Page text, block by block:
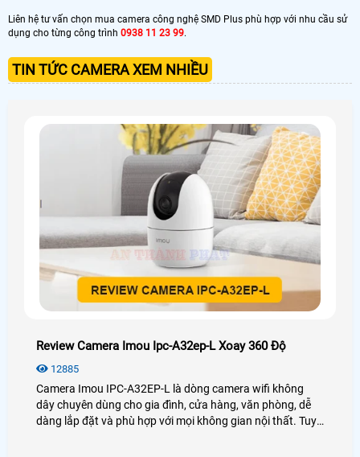
Liên hệ tư vấn chọn mua camera công nghệ SMD Plus phù hợp với nhu cầu sử
dụng cho từng công trình 0938 11 23 99.
TIN TỨC CAMERA XEM NHIỀU
Review Camera Imou Ipc-A32ep-L Xoay 360 Độ
12885
Camera Imou IPC-A32EP-L là dòng camera wifi không
dây chuyên dùng cho gia đình, cửa hàng, văn phòng, dễ
dàng lắp đặt và phù hợp với mọi không gian nội thất. Tuy